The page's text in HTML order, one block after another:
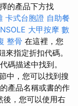
的產品下方找
卡式台胞證 自助餐
大甲按摩 數
整骨 在這裡，您
來指定折扣代碼。
碼描述中找到。
中，您可以找到搜
產品名稱或書的作
後，您可以使用右